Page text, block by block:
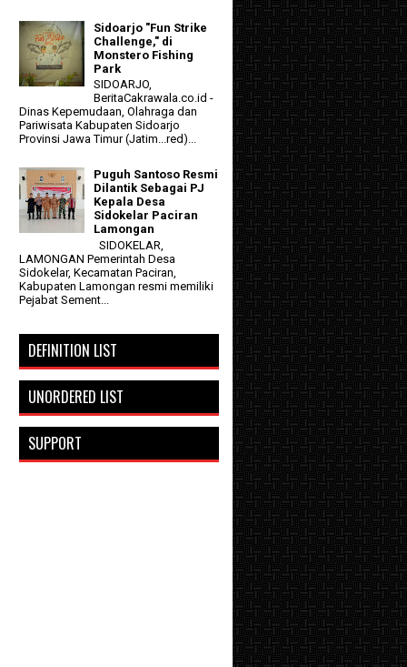
Sidoarjo "Fun Strike
Challenge," di
Monstero Fishing
Park
SIDOARJO,
BeritaCakrawala.co.id -
Dinas Kepemudaan, Olahraga dan
Pariwisata Kabupaten Sidoarjo
Provinsi Jawa Timur (Jatim...red)...
Puguh Santoso Resmi
Dilantik Sebagai PJ
Kepala Desa
Sidokelar Paciran
Lamongan
SIDOKELAR,
LAMONGAN Pemerintah Desa
Sidokelar, Kecamatan Paciran,
Kabupaten Lamongan resmi memiliki
Pejabat Sement...
DEFINITION LIST
UNORDERED LIST
SUPPORT